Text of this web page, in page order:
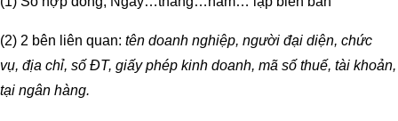
(2) 2 bên liên quan: tên doanh nghiệp, người đại diện, chức
vụ, địa chỉ, số ĐT, giấy phép kinh doanh, mã số thuế, tài khoản,
tại ngân hàng.